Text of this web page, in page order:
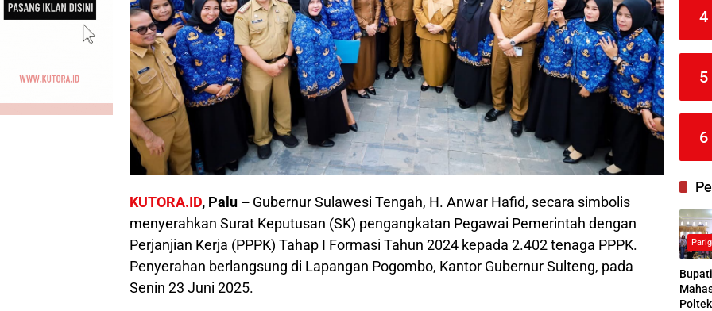
KUTORA.ID, Palu – Gubernur Sulawesi Tengah, H. Anwar Hafid, secara simbolis
menyerahkan Surat Keputusan (SK) pengangkatan Pegawai Pemerintah dengan
Perjanjian Kerja (PPPK) Tahap I Formasi Tahun 2024 kepada 2.402 tenaga PPPK.
Penyerahan berlangsung di Lapangan Pogombo, Kantor Gubernur Sulteng, pada
Senin 23 Juni 2025.
4
5
6